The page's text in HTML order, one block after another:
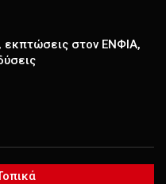
στον ΕΝΦΙΑ,